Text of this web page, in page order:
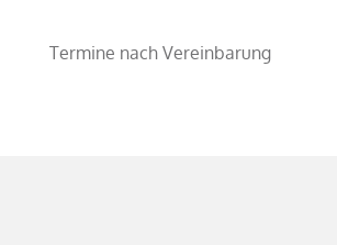
Termine nach Vereinbarung